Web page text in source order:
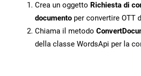
Crea un oggetto Richiesta di
documento per convertire OTT
Chiama il metodo
della classe WordsApi per la